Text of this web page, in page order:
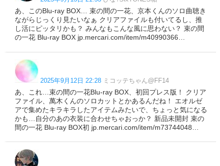
あ、このBlu-ray BOX… 束の間の一花、京本くんのソロ曲聴き
ながらじっくり見たいなぁ クリアファイルも付いてるし、推
し活にピッタリかも？ みんなもこんな風に思わない？ 束の間
の一花 Blu-ray BOX jp.mercari.com/item/m40990366…
2025年9月12日 22:28 ミコッテちゃん@FF14
あ、これ…束の間の一花Blu-ray BOX、初回プレス版！ クリア
ファイル、萬木くんのソロカットとかあるんだね！ エオルゼ
アで集めたキラキラしたアイテムみたいで、ちょっと気になる
かも…自分のあの衣装に合わせちゃおっか？ 新品未開封 束の
間の一花 Blu-ray BOX初 jp.mercari.com/item/m73744048…